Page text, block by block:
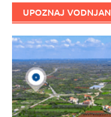
UPOZNAJ VODNJAN